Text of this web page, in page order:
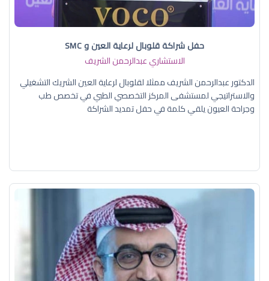
حفل شراكة قلوبال لرعاية العين و SMC
الاستشاري عبدالرحمن الشريف
الدكتور عبدالرحمن الشريف ممثلا لقلوبال لرعاية العين الشريك التشغيلي
والاستراتيجي لمستشفى المركز التخصصي الطبي في تخصص طب
وجراحة العيون يلقي كلمة في حفل تمديد الشراكة